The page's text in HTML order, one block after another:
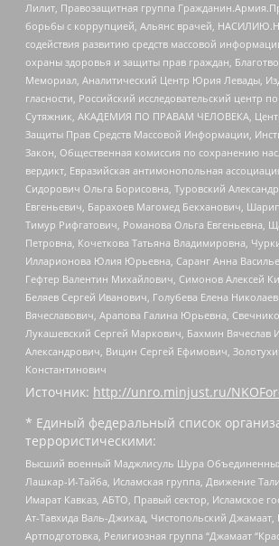
Лилит, Правозащитная группа
борьбы с коррупцией, Альянс врачей,
содействия развитию средств массовой
охраны здоровья и защиты прав граждан,
Мемориал, Аналитический Центр Юрия Левады,
гласности, Российский исследовательский центр
Сутяжник, АКАДЕМИЯ ПО ПРАВАМ ЧЕЛОВЕКА, Центр
Защиты Прав Средств Массовой Информации,
Закон, Общественная комиссия по сохранению
вердикт, Евразийская антимонопольная
Сидорович Ольга Борисовна, Туровский
Евгеньевич, Барахоев Магомед Бекханович,
Тимур Рифгатович, Романова Ольга Евгеньевна,
Петровна, Кочеткова Татьяна Владимировна,
Илларионова Юлия Юрьевна, Саранг Анна
Гефтер Валентин Михайлович, Симонов Алексей
Беляев Сергей Иванович, Голубева Елена
Вячеславович, Арапова Галина Юрьевна,
Лукашевский Сергей Маркович, Бахмин
Александрович, Вицин Сергей Ефимович,
Константинович
Источник: http://unro.minjust.ru/
* Единый федеральный список
террористическими:
Высший военный Маджлисуль Шура Объединенных
Лашкар-И-Тайба, Исламская группа, Движение
Имарат Кавказ, АБТО, Правый сектор, Исламское
Ат-Тавхида Валь-Джихад, Чистопольский
Артподготовка, Религиозная группа “Джамаат